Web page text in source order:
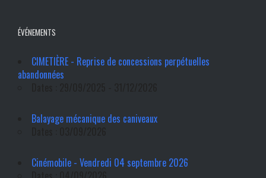
ÉVÉNEMENTS
CIMETIÈRE - Reprise de concessions perpétuelles
abandonnées
Balayage mécanique des caniveaux
Cinémobile - Vendredi 04 septembre 2026